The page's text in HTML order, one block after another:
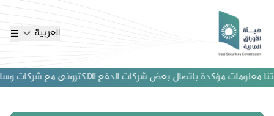
العربية
معلومات مؤكدة باتصال بعض شركات الدفع الالكترونى مع شركات وساطة